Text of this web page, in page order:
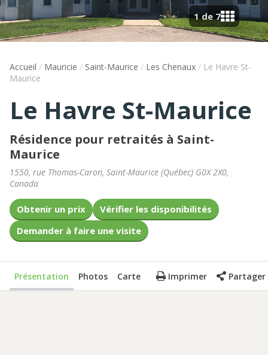
1 de 7
Accueil / Mauricie / Saint-Maurice / Les Chenaux / Le Havre St-
Maurice
Le Havre St-Maurice
Résidence pour retraités à Saint-
Maurice
1550, rue Thomas-Caron, Saint-Maurice (Québec) G0X 2X0,
Canada
Obtenir un prix
Vérifier les disponibilités
Demander à faire une visite
Présentation Photos Carte Imprimer Partager